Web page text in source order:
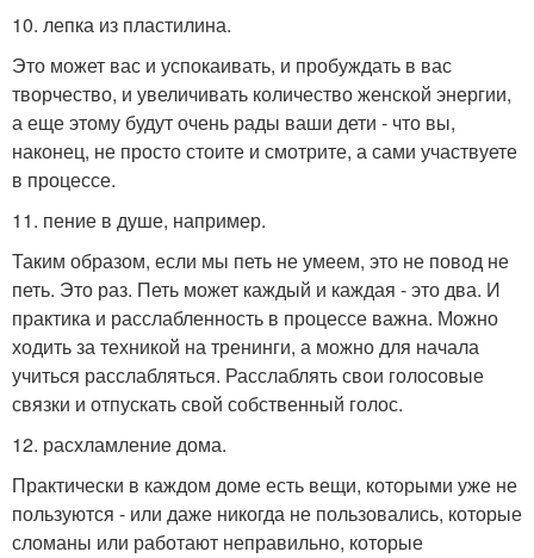
10. лепка из пластилина.
Это может вас и успокаивать, и пробуждать в вас
творчество, и увеличивать количество женской энергии,
а еще этому будут очень рады ваши дети - что вы,
наконец, не просто стоите и смотрите, а сами участвуете
в процессе.
11. пение в душе, например.
Таким образом, если мы петь не умеем, это не повод не
петь. Это раз. Петь может каждый и каждая - это два. И
практика и расслабленность в процессе важна. Можно
ходить за техникой на тренинги, а можно для начала
учиться расслабляться. Расслаблять свои голосовые
связки и отпускать свой собственный голос.
12. расхламление дома.
Практически в каждом доме есть вещи, которыми уже не
пользуются - или даже никогда не пользовались, которые
сломаны или работают неправильно, которые